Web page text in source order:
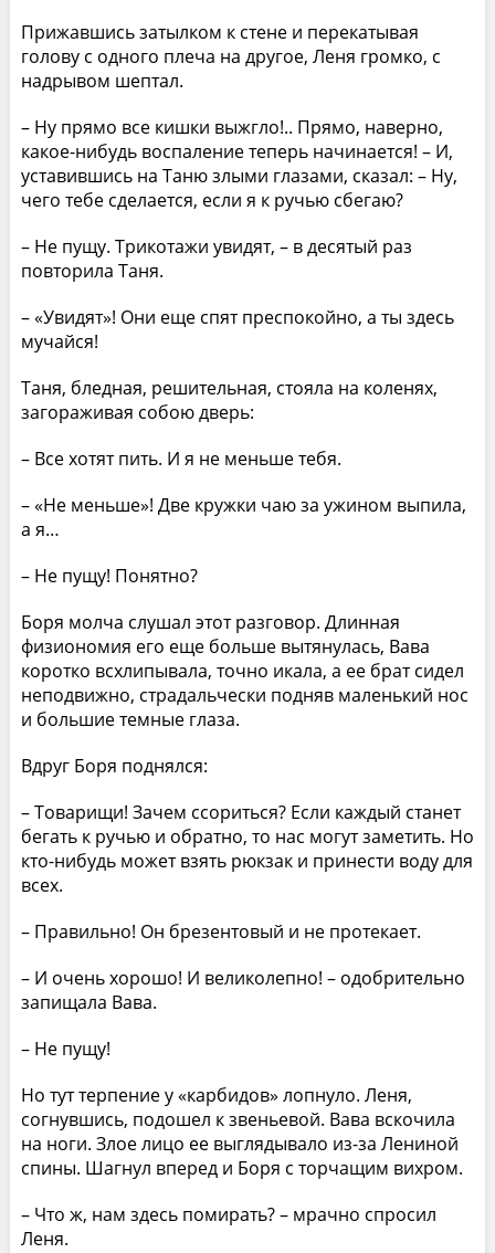
Прижавшись затылком к стене и перекатывая
голову с одного плеча на другое, Леня громко, с
надрывом шептал.
– Ну прямо все кишки выжгло!.. Прямо, наверно,
какое-нибудь воспаление теперь начинается! – И,
уставившись на Таню злыми глазами, сказал: – Ну,
чего тебе сделается, если я к ручью сбегаю?
– Не пущу. Трикотажи увидят, – в десятый раз
повторила Таня.
– «Увидят»! Они еще спят преспокойно, а ты здесь
мучайся!
Таня, бледная, решительная, стояла на коленях,
загораживая собою дверь:
– Все хотят пить. И я не меньше тебя.
– «Не меньше»! Две кружки чаю за ужином выпила,
а я…
– Не пущу! Понятно?
Боря молча слушал этот разговор. Длинная
физиономия его еще больше вытянулась, Вава
коротко всхлипывала, точно икала, а ее брат сидел
неподвижно, страдальчески подняв маленький нос
и большие темные глаза.
Вдруг Боря поднялся:
– Товарищи! Зачем ссориться? Если каждый станет
бегать к ручью и обратно, то нас могут заметить. Но
кто-нибудь может взять рюкзак и принести воду для
всех.
– Правильно! Он брезентовый и не протекает.
– И очень хорошо! И великолепно! – одобрительно
запищала Вава.
– Не пущу!
Но тут терпение у «карбидов» лопнуло. Леня,
согнувшись, подошел к звеньевой. Вава вскочила
на ноги. Злое лицо ее выглядывало из-за Лениной
спины. Шагнул вперед и Боря с торчащим вихром.
– Что ж, нам здесь помирать? – мрачно спросил
Леня.